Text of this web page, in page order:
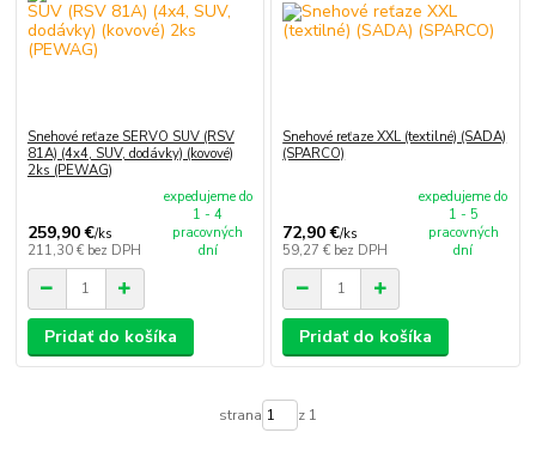
Snehové reťaze SERVO SUV (RSV
81A) (4x4, SUV, dodávky) (kovové)
2ks (PEWAG)
259,90 €/ks
211,30 € bez DPH
expedujeme do
1 - 4
pracovných
dní
Pridať do košíka
Snehové reťaze XXL (textilné) (SADA)
(SPARCO)
72,90 €/ks
59,27 € bez DPH
expedujeme do
1 - 5
pracovných
dní
Pridať do košíka
strana z 1